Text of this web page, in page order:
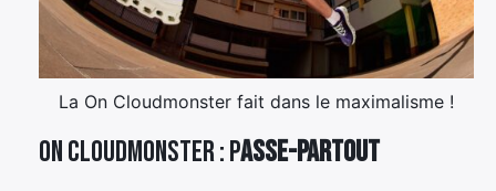
La On Cloudmonster fait dans le maximalisme !
On Cloudmonster : passe-partout